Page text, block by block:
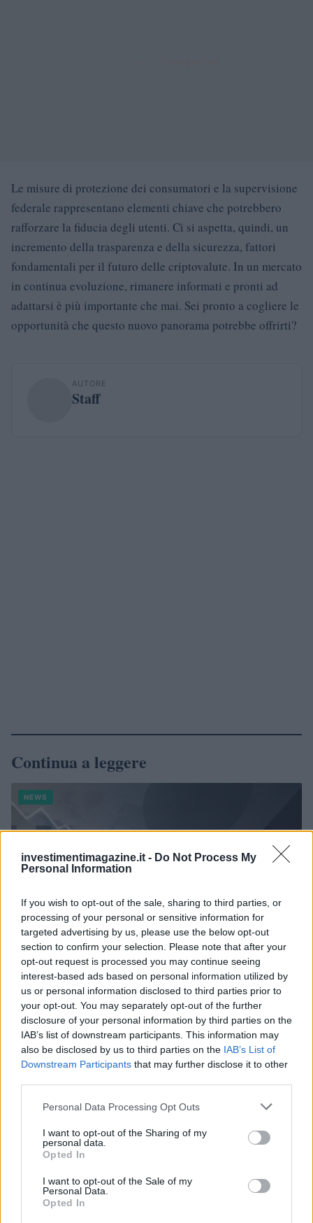
investimentimagazine.it - Do Not Process My
Personal Information
If you wish to opt-out of the sale, sharing to third parties, or
processing of your personal or sensitive information for
targeted advertising by us, please use the below opt-out
section to confirm your selection. Please note that after your
opt-out request is processed you may continue seeing
interest-based ads based on personal information utilized by
us or personal information disclosed to third parties prior to
your opt-out. You may separately opt-out of the further
disclosure of your personal information by third parties on the
IAB’s list of downstream participants. This information may
also be disclosed by us to third parties on the IAB’s List of
Downstream Participants that may further disclose it to other
Please note that this website/app uses one or more Google
not limited to your visit or usage behaviour. You may click to
grant or deny consent to Google and its third-party tags to
use your data for below specified purposes in below Google
consent section.
Personal Data Processing Opt Outs
I want to opt-out of the Sharing of my
personal data.
Opted In
I want to opt-out of the Sale of my
Personal Data.
Opted In
Le misure di protezione dei consumatori e la supervisione
federale rappresentano elementi chiave che potrebbero
rafforzare la fiducia degli utenti. Ci si aspetta, quindi, un
incremento della trasparenza e della sicurezza, fattori
fondamentali per il futuro delle criptovalute. In un mercato
in continua evoluzione, rimanere informati e pronti ad
adattarsi è più importante che mai. Sei pronto a cogliere le
opportunità che questo nuovo panorama potrebbe offrirti?
AUTORE
Staff
Continua a leggere
NEWS
Petrolio in calo: Brent a 88.9 dollari, ribassi diffusi tra le
materie prime
Andrea Innocenti · 6 Ago 2026
NEWS